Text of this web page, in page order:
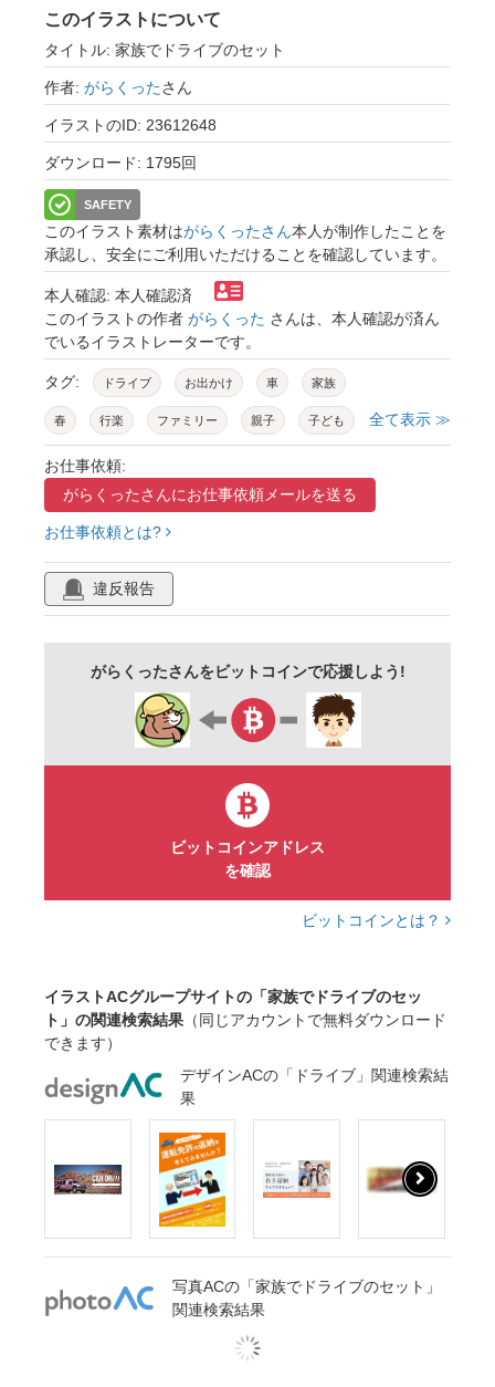
このイラストについて
タイトル: 家族でドライブのセット
作者: がらくったさん
イラストのID: 23612648
ダウンロード: 1795回
SAFETY
このイラスト素材はがらくったさん本人が制作したことを
承認し、安全にご利用いただけることを確認しています。
本人確認: 本人確認済
このイラストの作者 がらくった さんは、本人確認が済ん
でいるイラストレーターです。
タグ: ドライブ お出かけ 車 家族
春 行楽 ファミリー 親子 子ども
夫婦 旅行
四人 安全運転 ４月 ５月
ゴールデンウィーク
人物 乗り物
虹 セット
全て表示 ≫
お仕事依頼:
がらくったさんにお仕事依頼メールを送る
お仕事依頼とは?
違反報告
がらくったさんをビットコインで応援しよう!
ビットコインアドレス
を確認
ビットコインとは？
イラストACグループサイトの「家族でドライブのセッ
ト」の関連検索結果 （同じアカウントで無料ダウンロード
できます）
デザインACの「ドライブ」関連検索結
果
写真ACの「家族でドライブのセット」
関連検索結果